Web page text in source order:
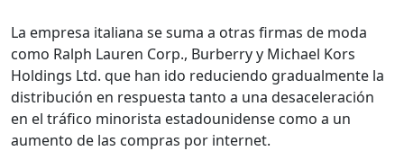
La empresa italiana se suma a otras firmas de moda
como Ralph Lauren Corp., Burberry y Michael Kors
Holdings Ltd. que han ido reduciendo gradualmente la
distribución en respuesta tanto a una desaceleración
en el tráfico minorista estadounidense como a un
aumento de las compras por internet.